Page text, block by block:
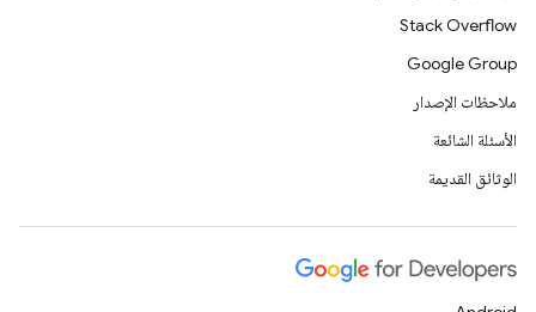
Stack Overflow
Google Group
ملاحظات الإصدار
الأسئلة الشائعة
الوثائق القديمة